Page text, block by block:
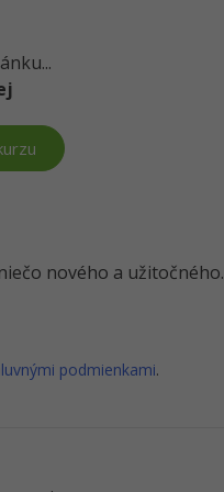
nového a užitočného.
podmienkami.